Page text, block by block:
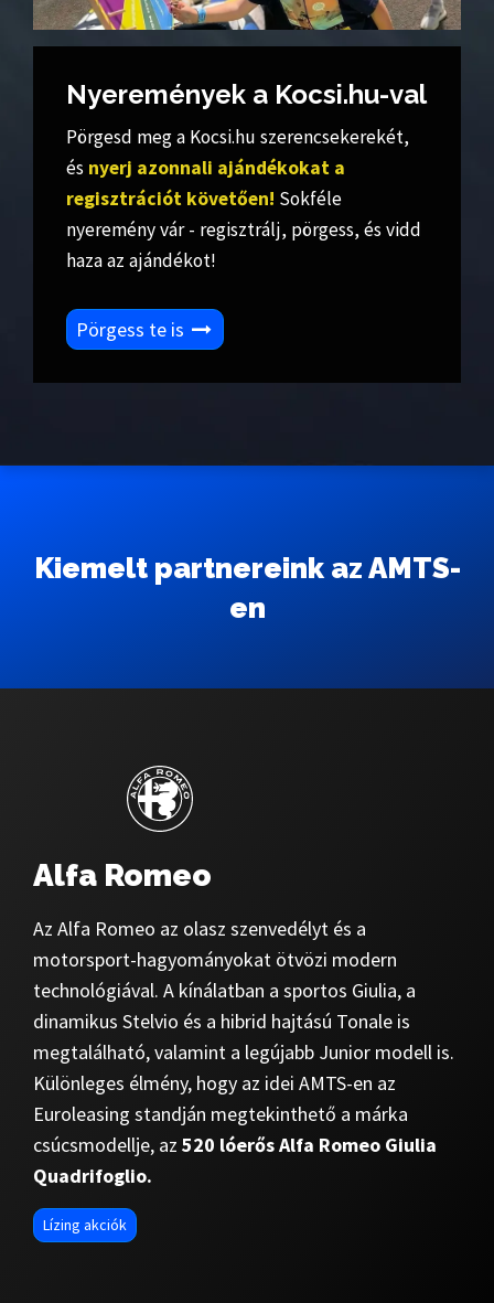
Nyeremények a Kocsi.hu-val
Pörgesd meg a Kocsi.hu szerencsekerekét,
és nyerj azonnali ajándékokat a
regisztrációt követően! Sokféle
nyeremény vár - regisztrálj, pörgess, és vidd
haza az ajándékot!
Pörgess te is
Kiemelt partnereink az AMTS-
en
Alfa Romeo
Az Alfa Romeo az olasz szenvedélyt és a
motorsport-hagyományokat ötvözi modern
technológiával. A kínálatban a sportos Giulia, a
dinamikus Stelvio és a hibrid hajtású Tonale is
megtalálható, valamint a legújabb Junior modell is.
Különleges élmény, hogy az idei AMTS-en az
Euroleasing standján megtekinthető a márka
csúcsmodellje, az 520 lóerős Alfa Romeo Giulia
Quadrifoglio.
Lízing akciók